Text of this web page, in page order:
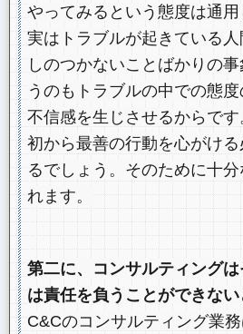
やってみるという態度は通
実はトラブルが起きている
しのつかないことばかりの
うのもトラブルの中での態
不信感を生じさせるからで
初から最善の行動を心がける
るでしょう。そのために十
れます。
第二に、コンサルティング
は責任を負うことができない
C&Cのコンサルティング業